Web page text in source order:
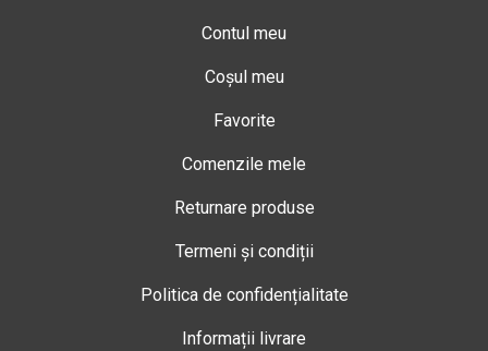
Contul meu
Coșul meu
Favorite
Comenzile mele
Returnare produse
Termeni și condiții
Politica de confidențialitate
Informații livrare